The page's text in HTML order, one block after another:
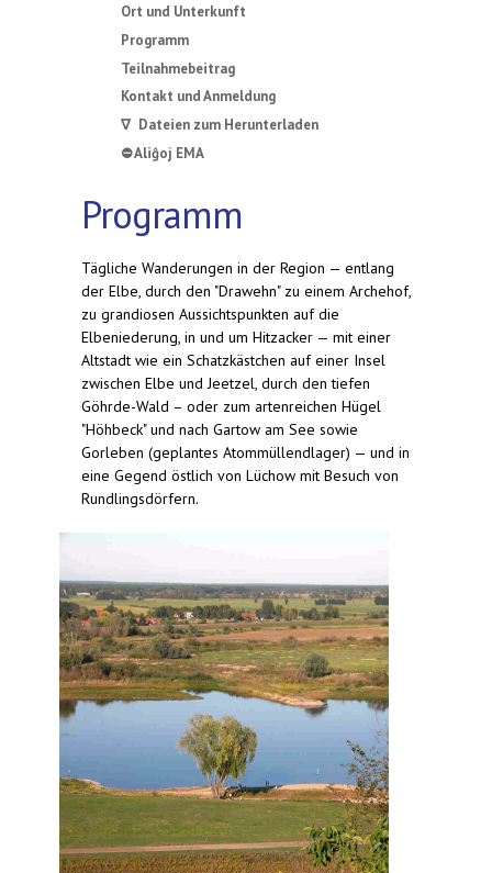
Ort und Unterkunft
Programm
Teilnahmebeitrag
Kontakt und Anmeldung
∇ Dateien zum Herunterladen
⛔ Aliĝoj EMA
Programm
Tägliche Wanderungen in der Region — entlang
der Elbe, durch den "Drawehn" zu einem Archehof,
zu grandiosen Aussichtspunkten auf die
Elbeniederung, in und um Hitzacker — mit einer
Altstadt wie ein Schatzkästchen auf einer Insel
zwischen Elbe und Jeetzel, durch den tiefen
Göhrde-Wald – oder zum artenreichen Hügel
"Höhbeck" und nach Gartow am See sowie
Gorleben (geplantes Atommüllendlager) — und in
eine Gegend östlich von Lüchow mit Besuch von
Rundlingsdörfern.